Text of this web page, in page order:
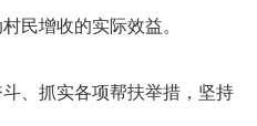
民增收的实际效益。
、抓实各项帮扶举措，坚持